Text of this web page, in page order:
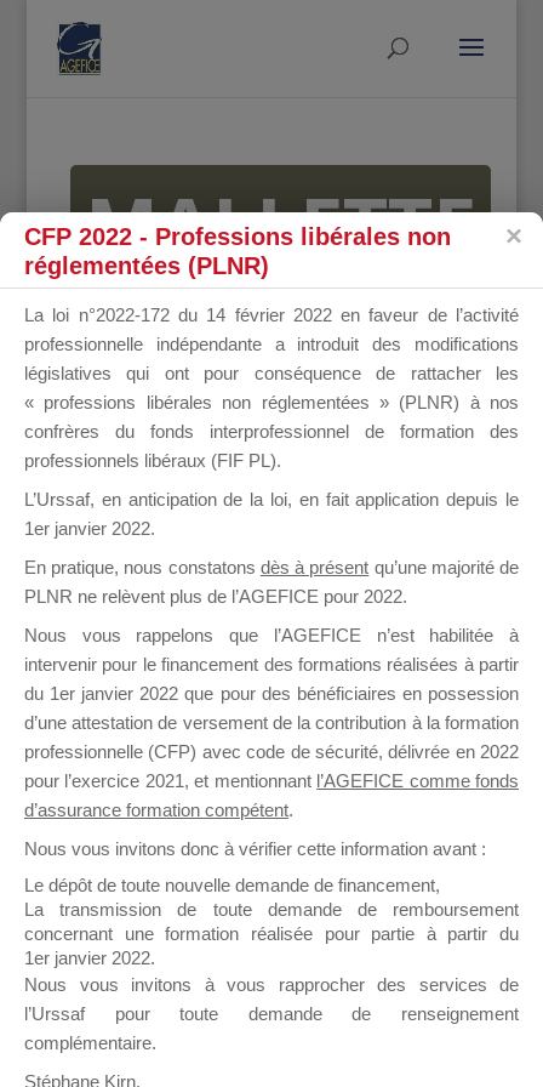
MALLETTE
DU
DIRIGEANT
il y a un mois
Ce groupe est destiné aux Organismes de
Formation qui souhaitent répondre à l’Appel à
Propositions Mallette du Dirigeant.
Ce groupe propose un forum dédié au support
sur lequel il est possible de laisser un message
ou poser une question.
NB : Il est nécessaire d’être
pouvoir rejoindre ce groupe
CFP 2022 - Professions libérales non
réglementées (PLNR)
La loi n°2022-172 du 14 février 2022 en faveur de l’activité
professionnelle indépendante a introduit des modifications
législatives qui ont pour conséquence de rattacher les
« professions libérales non réglementées » (PLNR) à nos
confrères du fonds interprofessionnel de formation des
professionnels libéraux (FIF PL).
L’Urssaf, en anticipation de la loi, en fait application depuis le
1er janvier 2022.
En pratique, nous constatons dès à présent qu’une majorité de
PLNR ne relèvent plus de l’AGEFICE pour 2022.
Nous vous rappelons que l’AGEFICE n’est habilitée à
intervenir pour le financement des formations réalisées à partir
du 1er janvier 2022 que pour des bénéficiaires en possession
d’une attestation de versement de la contribution à la formation
professionnelle (CFP) avec code de sécurité, délivrée en 2022
pour l’exercice 2021, et mentionnant l’AGEFICE comme fonds
d’assurance formation compétent.
Nous vous invitons donc à vérifier cette information avant :
Le dépôt de toute nouvelle demande de financement,
La transmission de toute demande de remboursement
concernant une formation réalisée pour partie à partir du
1er janvier 2022.
Nous vous invitons à vous rapprocher des services de
l’Urssaf pour toute demande de renseignement
complémentaire.
Stéphane Kirn,